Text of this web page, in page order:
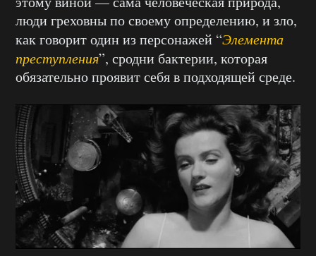
люди греховны по своему определению, и зло,
как говорит один из персонажей “Элемента
преступления”, сродни бактерии, которая
обязательно проявит себя в подходящей среде.